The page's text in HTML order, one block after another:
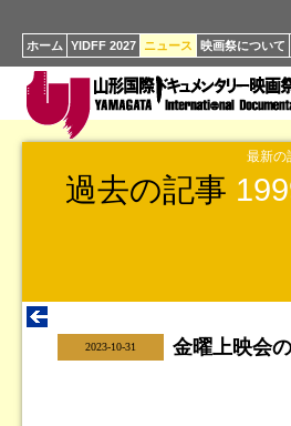
ホーム YIDFF 2027 ニュース 映画祭について
最新の
過去の記事
2023-10-31 金曜上映会